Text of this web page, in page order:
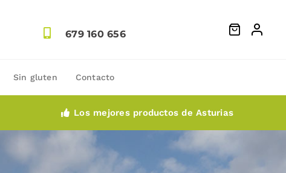
679 160 656
Sin gluten Contacto
Los mejores productos de Asturias